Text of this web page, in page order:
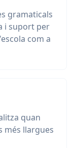
gramaticals
i suport per
com a
quan
més llargues